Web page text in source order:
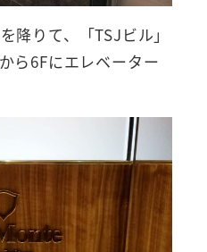
降りて、「TSJビル」
ら6Fにエレベーター